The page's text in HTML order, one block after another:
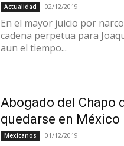
Actualidad 02/12/2019
En el mayor juicio por
cadena perpetua para
aun el tiempo...
Abogado del Chapo
quedarse en México
Mexicanos 01/12/2019